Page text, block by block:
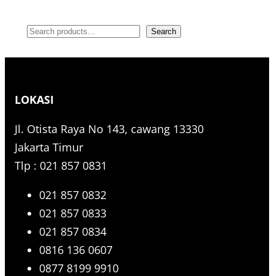
S
c
h
Search
LOKASI
Jl. Otista Raya No 143, cawang 13330
Jakarta Timur
Tlp : 021 857 0831
021 857 0832
021 857 0833
021 857 0834
0816 136 0607
0877 8199 9910